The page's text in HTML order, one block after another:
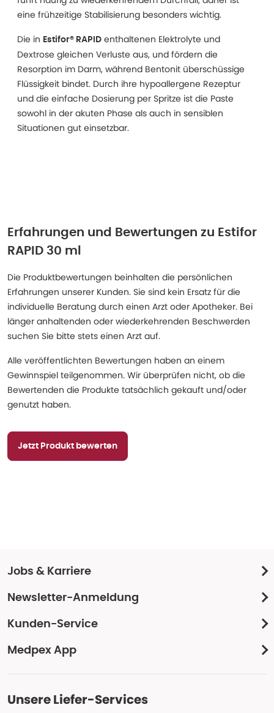
eine frühzeitige Stabilisierung besonders wichtig.
Die in Estifor® RAPID enthaltenen Elektrolyte und
Dextrose gleichen Verluste aus, und fördern die
Resorption im Darm, während Bentonit überschüssige
Flüssigkeit bindet. Durch ihre hypoallergene Rezeptur
und die einfache Dosierung per Spritze ist die Paste
sowohl in der akuten Phase als auch in sensiblen
Situationen gut einsetzbar.
Erfahrungen und Bewertungen zu Estifor
RAPID 30 ml
Die Produktbewertungen beinhalten die persönlichen
Erfahrungen unserer Kunden. Sie sind kein Ersatz für die
individuelle Beratung durch einen Arzt oder Apotheker. Bei
länger anhaltenden oder wiederkehrenden Beschwerden
suchen Sie bitte stets einen Arzt auf.
Alle veröffentlichten Bewertungen haben an einem
Gewinnspiel teilgenommen. Wir überprüfen nicht, ob die
Bewertenden die Produkte tatsächlich gekauft und/oder
genutzt haben.
Jetzt Produkt bewerten
Jobs & Karriere
Newsletter-Anmeldung
Kunden-Service
Medpex App
Unsere Liefer-Services